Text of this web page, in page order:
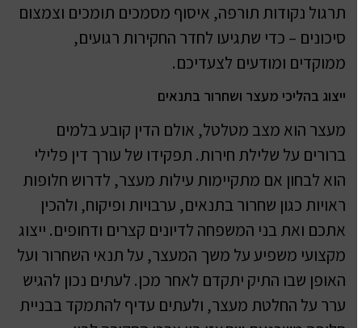
תרגול נקודות תורפה, איסוף מסמכים תומכים וצמצום
סיכונים – כדי שתגיעו לחדר החקירות רגועים,
ממוקדים ומודעים לצעדיכם.
ייצוג בהליכי מעצר ושחרור בתנאים
מעצר הוא מצב מטלטל, אולם הדין קובע בלמים
ברורים על שלילת חירות. תפקידו של עורך דין פלילי
הוא לבחון אם מתקיימות עילות מעצר, לדרוש חלופות
ראויות כגון שחרור בתנאים, ערבויות ופיקוח, ולהכין
אתכם ואת בני המשפחה לדיונים קצרים ודחופים. ייצוג
מקצועי משפיע על משך המעצר, על תנאי השחרור ועל
האופן שבו התיק יתקדם לאחר מכן. לעתים נכון להגיש
ערר על החלטת מעצר, ולעתים עדיף להתמקד בבניית